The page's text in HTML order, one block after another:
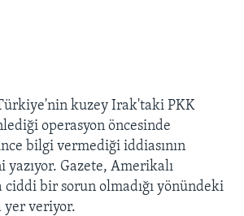
kuzey Irak'taki PKK
operasyon öncesinde
bilgi vermediği iddiasının
Gazete, Amerikalı
bir sorun olmadığı yönündeki
yer veriyor.